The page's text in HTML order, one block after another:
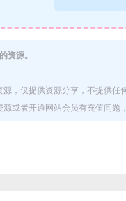
资源。
，仅提供资源分享，不提供
或者开通网站会员有充值问